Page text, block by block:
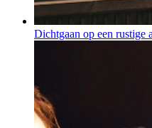
Dichtgaan op een rustige